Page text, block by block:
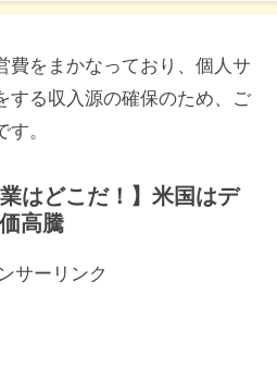
費をまかなっており、個人サ
する収入源の確保のため、ご
。
はどこだ！】米国はデ
高騰
サーリンク